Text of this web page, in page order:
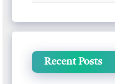
Recent Posts